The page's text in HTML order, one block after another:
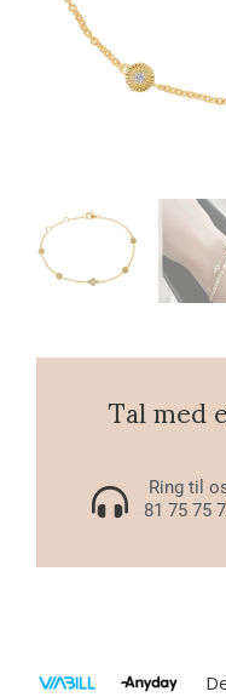
Tal med
Ring til
81 75 75